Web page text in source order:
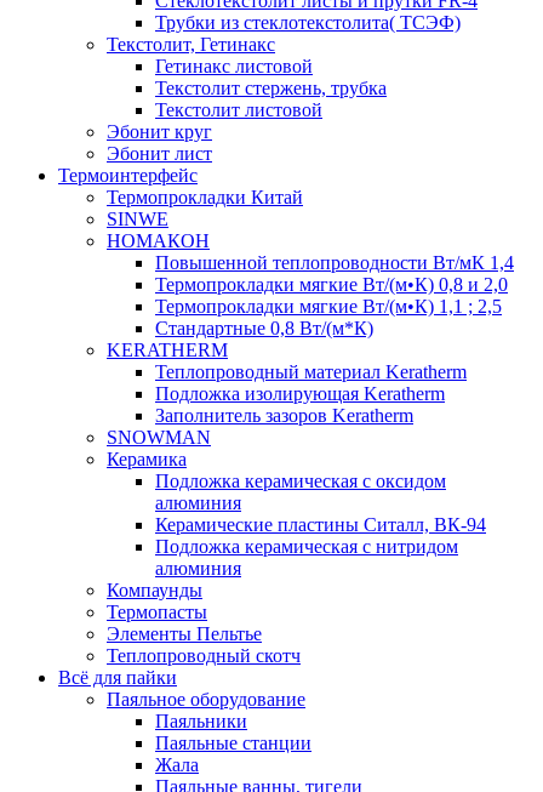
Трубки из стеклотекстолита( ТСЭФ)
Текстолит, Гетинакс
Гетинакс листовой
Текстолит стержень, трубка
Текстолит листовой
Эбонит круг
Эбонит лист
Термоинтерфейс
Термопрокладки Китай
SINWE
НОМАКОН
Повышенной теплопроводности Вт/мК 1,4
Термопрокладки мягкие Вт/(м•К) 0,8 и 2,0
Термопрокладки мягкие Вт/(м•К) 1,1 ; 2,5
Стандартные 0,8 Вт/(м*К)
KERATHERM
Теплопроводный материал Keratherm
Подложка изолирующая Keratherm
Заполнитель зазоров Keratherm
SNOWMAN
Керамика
Подложка керамическая с оксидом
алюминия
Керамические пластины Ситалл, ВК-94
Подложка керамическая с нитридом
алюминия
Компаунды
Термопасты
Элементы Пельтье
Теплопроводный скотч
Всё для пайки
Паяльное оборудование
Паяльники
Паяльные станции
Жала
Паяльные ванны, тигели